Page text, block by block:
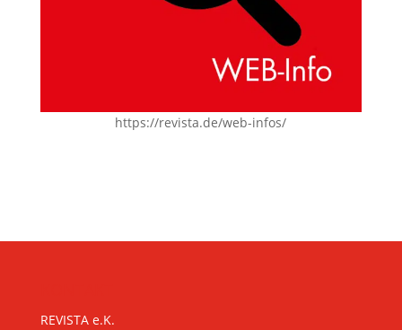
https://revista.de/web-infos/
REVISTA e.K.